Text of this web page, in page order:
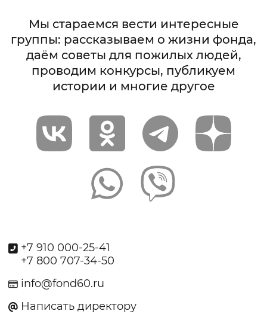
Мы стараемся вести интересные
группы: рассказываем о жизни фонда,
даём советы для пожилых людей,
проводим конкурсы, публикуем
истории и многие другое
+7 910 000-25-41
+7 800 707-34-50
info@fond60.ru
Написать директору